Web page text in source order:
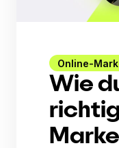
Online-
Wie